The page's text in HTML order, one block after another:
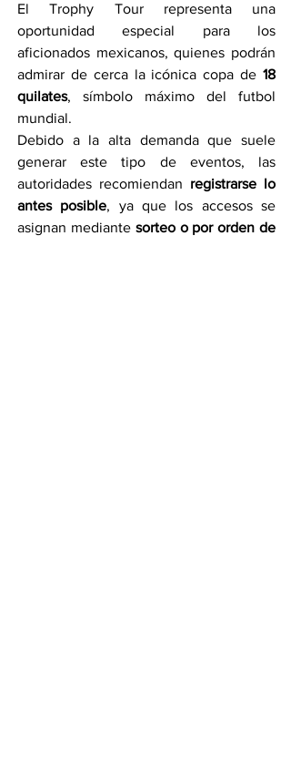
El Trophy Tour representa una
oportunidad especial para los
aficionados mexicanos, quienes podrán
admirar de cerca la icónica copa de 18
quilates, símbolo máximo del futbol
mundial.
Debido a la alta demanda que suele
generar este tipo de eventos, las
autoridades recomiendan registrarse lo
antes posible, ya que los accesos se
asignan mediante sorteo o por orden de